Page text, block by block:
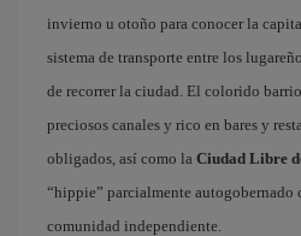
invierno u otoño para conocer la
sistema de transporte entre los
de recorrer la ciudad. El colorido
preciosos canales y rico en bares y
obligados, así como la Ciudad Libre
“hippie” parcialmente autogobernado
comunidad independiente.